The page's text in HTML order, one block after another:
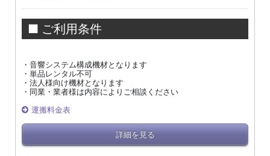
■ ご利用条件
・音響システム構成機材となります
・単品レンタル不可
・法人様向け機材となります
・同業・業者様は内容によりご相談ください
運搬料金表
詳細を見る